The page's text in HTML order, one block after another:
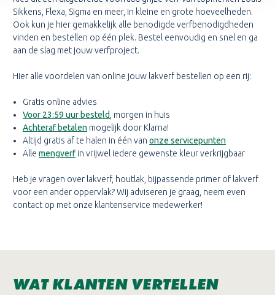
Sikkens, Flexa, Sigma en meer, in kleine en grote hoeveelheden.
Ook kun je hier gemakkelijk alle benodigde verfbenodigdheden
vinden en bestellen op één plek. Bestel eenvoudig en snel en ga
aan de slag met jouw verfproject.
Hier alle voordelen van online jouw lakverf bestellen op een rij:
Gratis online advies
Voor 23:59 uur besteld , morgen in huis
Achteraf betalen mogelijk door Klarna!
Altijd gratis af te halen in één vanonze servicepunten
Allemengverfin vrijwel iedere gewenste kleur verkrijgbaar
Heb je vragen over lakverf, houtlak, bijpassende primer of lakverf
voor een ander oppervlak? Wij adviseren je graag, neem even
contact op met onze klantenservice medewerker!
WAT KLANTEN VERTELLEN